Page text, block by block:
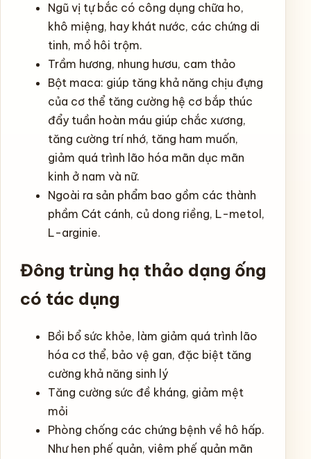
Ngũ vị tự bắc có công dụng chữa ho,
khô miệng, hay khát nước, các chứng di
tinh, mồ hôi trộm.
Trầm hương, nhung hươu, cam thảo
Bột maca: giúp tăng khả năng chịu đựng
của cơ thể tăng cường hệ cơ bắp thúc
đẩy tuần hoàn máu giúp chắc xương,
tăng cường trí nhớ, tăng ham muốn,
giảm quá trình lão hóa mãn dục mãn
kinh ở nam và nữ.
Ngoài ra sản phẩm bao gồm các thành
phầm Cát cánh, củ dong riềng, L-metol,
L-arginie.
Đông trùng hạ thảo dạng ống
có tác dụng
Bồi bổ sức khỏe, làm giảm quá trình lão
hóa cơ thể, bảo vệ gan, đặc biệt tăng
cường khả năng sinh lý
Tăng cường sức đề kháng, giảm mệt
mỏi
Phòng chống các chứng bệnh về hô hấp.
Như hen phế quản, viêm phế quản mãn